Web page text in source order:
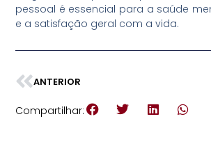
pessoal é essencial para a saúde
e a satisfação geral com a vida.
ANTERIOR
Compartilhar: